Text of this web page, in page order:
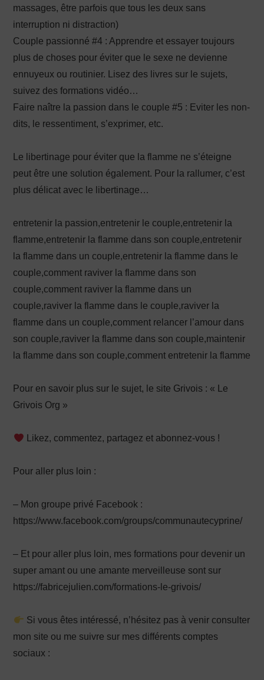
massages, être parfois que tous les deux sans
interruption ni distraction)
Couple passionné #4 : Apprendre et essayer toujours
plus de choses pour éviter que le sexe ne devienne
ennuyeux ou routinier. Lisez des livres sur le sujets,
suivez des formations vidéo…
Faire naître la passion dans le couple #5 : Eviter les non-
dits, le ressentiment, s’exprimer, etc.
Le libertinage pour éviter que la flamme ne s’éteigne
peut être une solution également. Pour la rallumer, c’est
plus délicat avec le libertinage…
entretenir la passion,entretenir le couple,entretenir la
flamme,entretenir la flamme dans son couple,entretenir
la flamme dans un couple,entretenir la flamme dans le
couple,comment raviver la flamme dans son
couple,comment raviver la flamme dans un
couple,raviver la flamme dans le couple,raviver la
flamme dans un couple,comment relancer l’amour dans
son couple,raviver la flamme dans son couple,maintenir
la flamme dans son couple,comment entretenir la flamme
Pour en savoir plus sur le sujet, le site Grivois : « Le
Grivois Org »
Likez, commentez, partagez et abonnez-vous !
Pour aller plus loin :
– Mon groupe privé Facebook :
https://www.facebook.com/groups/communautecyprine/
– Et pour aller plus loin, mes formations pour devenir un
super amant ou une amante merveilleuse sont sur
https://fabricejulien.com/formations-le-grivois/
Si vous êtes intéressé, n’hésitez pas à venir consulter
mon site ou me suivre sur mes différents comptes
sociaux :